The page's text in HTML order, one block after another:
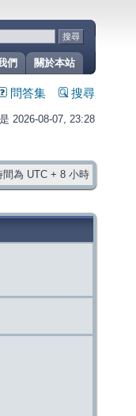
關於本站
們
問答集 搜尋
2026-08-07, 23:28
間為 UTC + 8 小時